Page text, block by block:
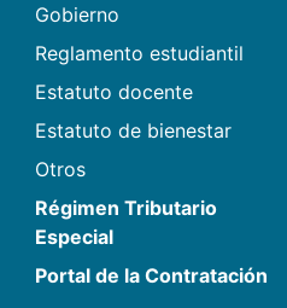
Gobierno
Reglamento estudiantil
Estatuto docente
Estatuto de bienestar
Otros
Régimen Tributario
Especial
Portal de la Contratación